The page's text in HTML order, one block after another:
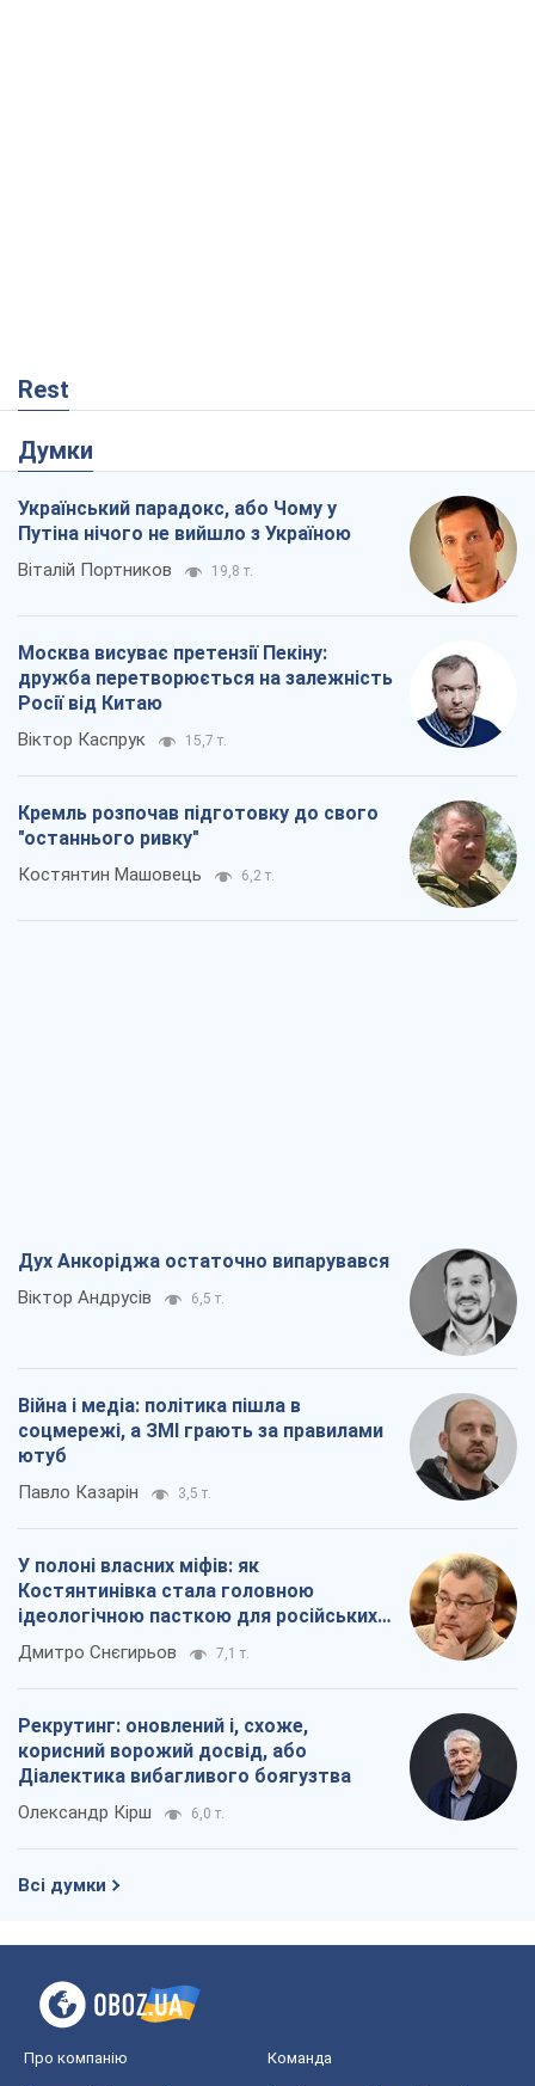
Rest
Думки
Український парадокс, або Чому у
Путіна нічого не вийшло з Україною
Віталій Портников 19,8 т.
Москва висуває претензії Пекіну:
дружба перетворюється на залежність
Росії від Китаю
Віктор Каспрук 15,7 т.
Кремль розпочав підготовку до свого
"останнього ривку"
Костянтин Машовець 6,2 т.
Дух Анкоріджа остаточно випарувався
Віктор Андрусів 6,5 т.
Війна і медіа: політика пішла в
соцмережі, а ЗМІ грають за правилами
ютуб
Павло Казарін 3,5 т.
У полоні власних міфів: як
Костянтинівка стала головною
ідеологічною пасткою для російських
окупантів
Дмитро Снєгирьов 7,1 т.
Рекрутинг: оновлений і, схоже,
корисний ворожий досвід, або
Діалектика вибагливого боягузтва
Олександр Кірш 6,0 т.
Всі думки
Про компанію Команда